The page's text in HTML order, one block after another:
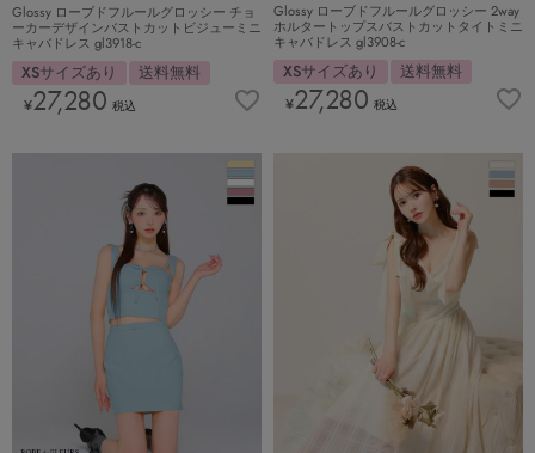
Glossy ローブドフルールグロッシー チョ
ーカーデザインバストカットビジューミニ
キャバドレス gl3918-c
XSサイズあり 送料無料
¥27,280 税込
Glossy ローブドフルールグロッシー 2way
ホルタートップスバストカットタイトミニ
キャバドレス gl3908-c
XSサイズあり 送料無料
¥27,280 税込